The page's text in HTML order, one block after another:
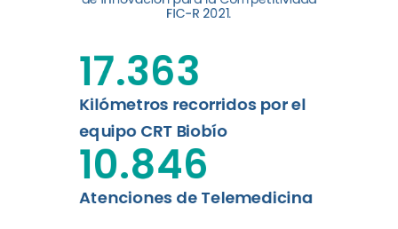
digital a los habitantes...
Leer más
FIC-R 2021.
Kilómetros recorridos por el
equipo CRT Biobío
17.363
Atenciones de Telemedicina
10.846